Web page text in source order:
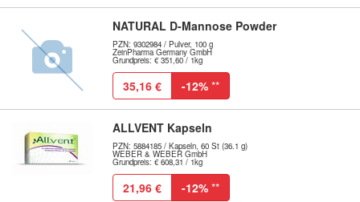
NATURAL D-Mannose Powder
PZN: 9302984 / Pulver, 100 g
ZeinPharma Germany GmbH
Grundpreis: € 351,60 / 1kg
35,16 € -12% **
ALLVENT Kapseln
PZN: 5884185 / Kapseln, 60 St (36.1 g)
WEBER & WEBER GmbH
Grundpreis: € 608,31 / 1kg
21,96 € -12% **